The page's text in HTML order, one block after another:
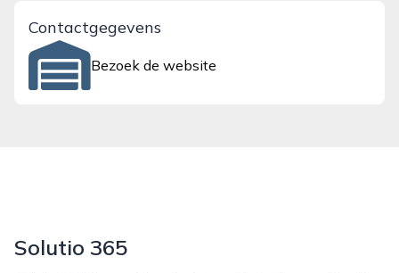
Contactgegevens
Bezoek de website
Solutio 365